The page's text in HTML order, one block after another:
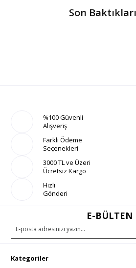
Son
%100 Güvenli
Alışveriş
Farklı Ödeme
Seçenekleri
3000 TL ve Üzeri
Ücretsiz Kargo
Hızlı
Gönderi
E-BÜLTEN
Kategoriler